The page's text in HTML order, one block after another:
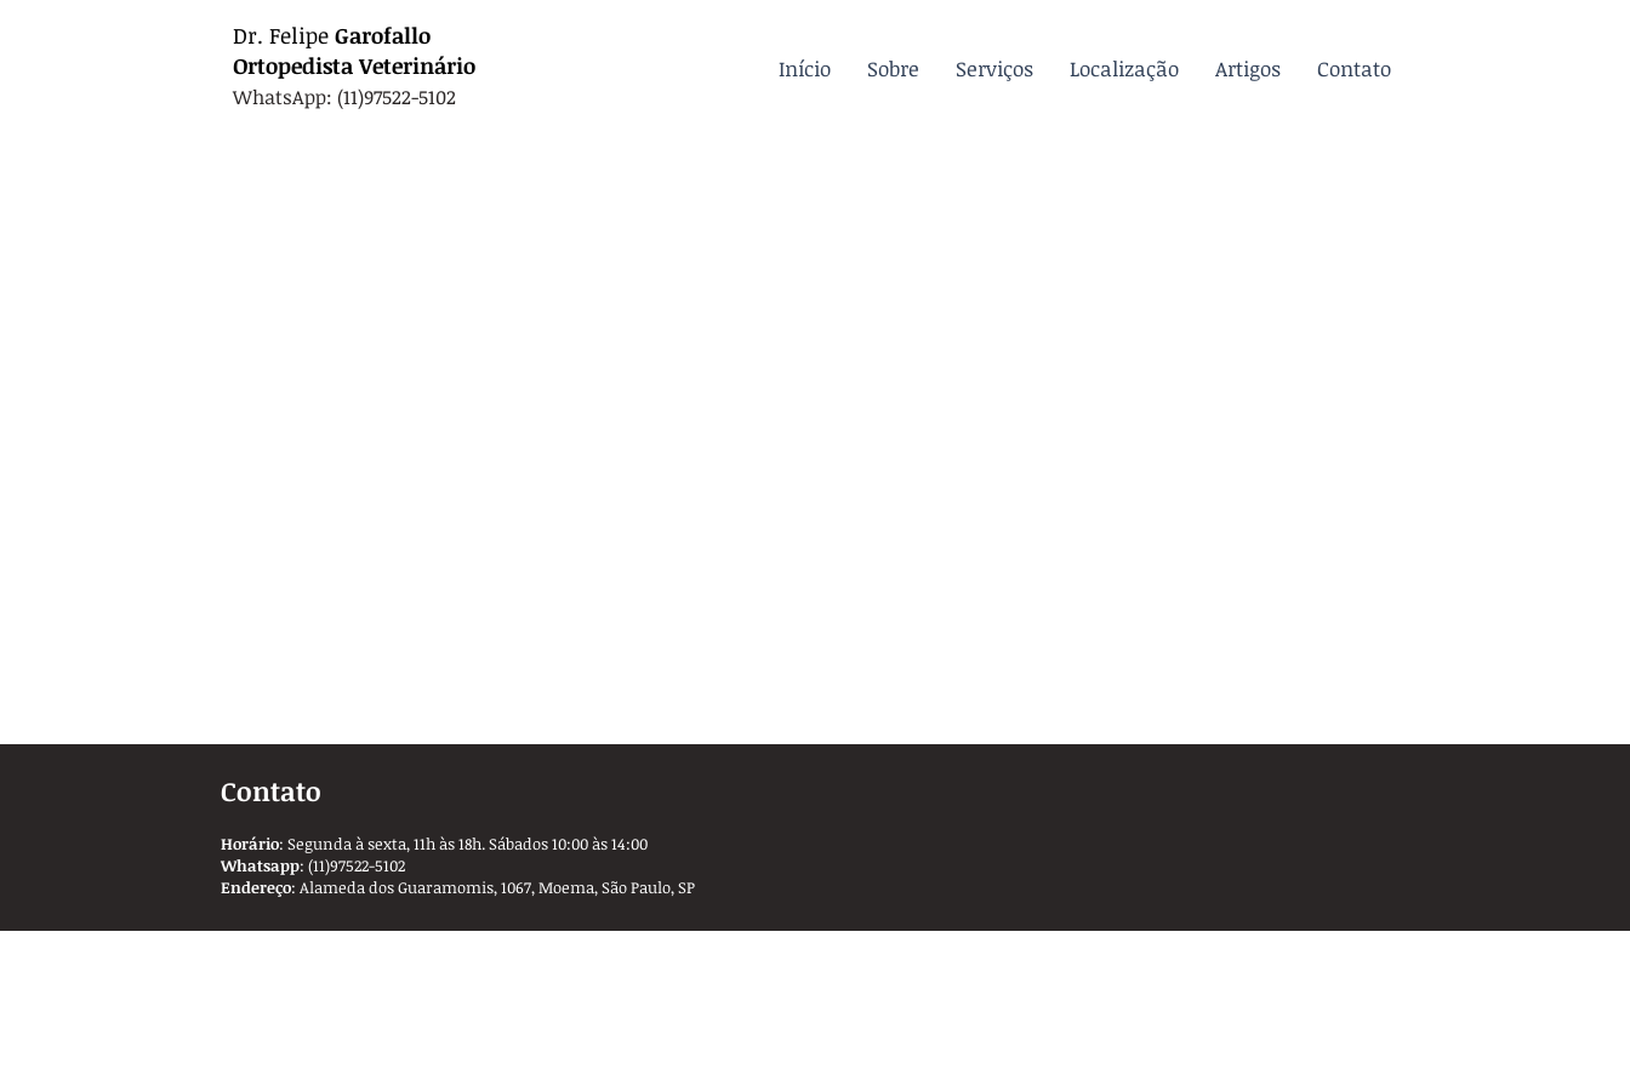
Dr. Felipe Garofallo
Ortopedista Veterinário
WhatsApp: (11)97522-5102
Início Sobre Serviços Localização Artigos Contato
Contato
Horário: Segunda à sexta, 11h às 18h. Sábados 10:00 às 14:00
Whatsapp: (11)97522-5102
Endereço: Alameda dos Guaramomis, 1067, Moema, São Paulo, SP